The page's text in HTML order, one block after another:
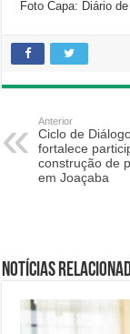
Foto Capa: Diário
Anterior
Ciclo de
fortalece
construção de
em Joaçaba
Notícias